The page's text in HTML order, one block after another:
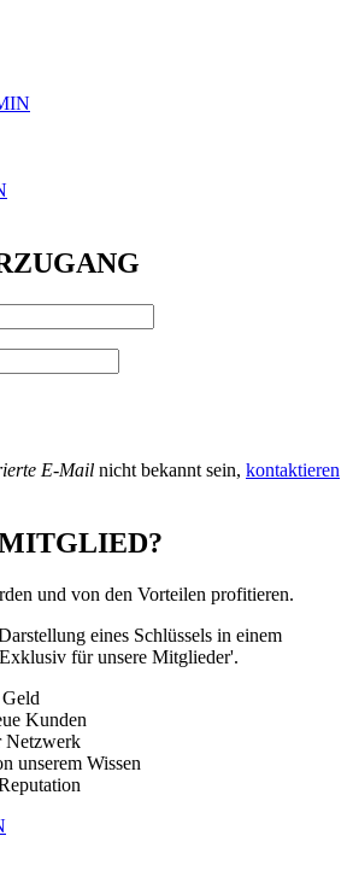
E-Mail nicht bekannt sein, kontaktieren
und von den Vorteilen profitieren.
Geld
Kunden
Netzwerk
unserem Wissen